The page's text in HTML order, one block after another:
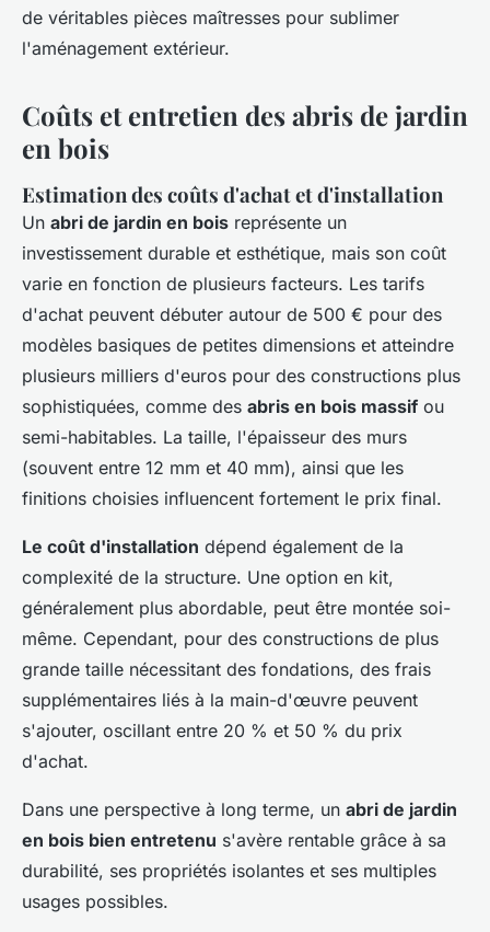
de véritables pièces maîtresses pour sublimer
l'aménagement extérieur.
Coûts et entretien des abris de jardin
en bois
Estimation des coûts d'achat et d'installation
Un abri de jardin en bois représente un
investissement durable et esthétique, mais son coût
varie en fonction de plusieurs facteurs. Les tarifs
d'achat peuvent débuter autour de 500 € pour des
modèles basiques de petites dimensions et atteindre
plusieurs milliers d'euros pour des constructions plus
sophistiquées, comme des abris en bois massif ou
semi-habitables. La taille, l'épaisseur des murs
(souvent entre 12 mm et 40 mm), ainsi que les
finitions choisies influencent fortement le prix final.
Le coût d'installation dépend également de la
complexité de la structure. Une option en kit,
généralement plus abordable, peut être montée soi-
même. Cependant, pour des constructions de plus
grande taille nécessitant des fondations, des frais
supplémentaires liés à la main-d'œuvre peuvent
s'ajouter, oscillant entre 20 % et 50 % du prix
d'achat.
Dans une perspective à long terme, un abri de jardin
en bois bien entretenu s'avère rentable grâce à sa
durabilité, ses propriétés isolantes et ses multiples
usages possibles.